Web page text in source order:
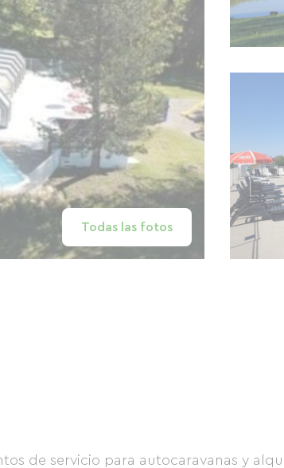
Todas las fotos
de servicio para autocaravanas y